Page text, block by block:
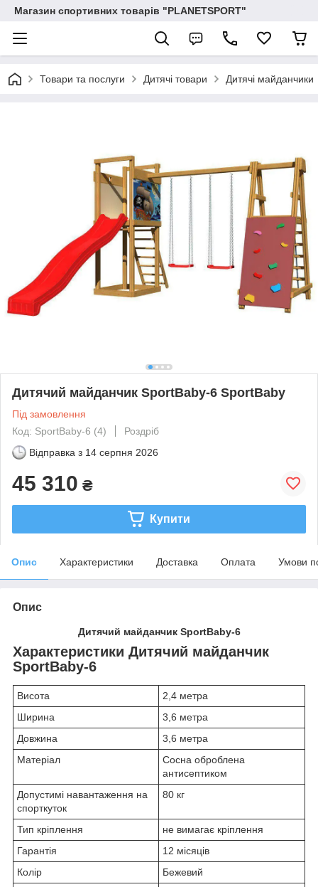
Магазин спортивних товарів "PLANETSPORT"
Товари та послуги Дитячі товари Дитячі майданчики
Дитячий майданчик SportBaby-6 SportBaby
Під замовлення
Код: SportBaby-6 (4)
Роздріб
Відправка з 14 серпня 2026
45 310 ₴
Купити
Опис Характеристики Доставка Оплата Умови
Опис
Дитячий майданчик SportBaby-6
Характеристики Дитячий майданчик
SportBaby-6
Висота
2,4 метра
Ширина
3,6 метра
Довжина
3,6 метра
Матеріал
Сосна оброблена
антисептиком
Допустимі навантаження на
спорткуток
80 кг
Тип кріплення
не вимагає кріплення
Гарантія
12 місяців
Колір
Бежевий